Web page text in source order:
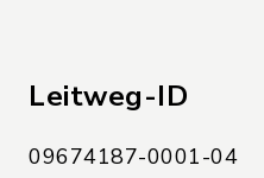
Leitweg-ID
09674187-0001-04